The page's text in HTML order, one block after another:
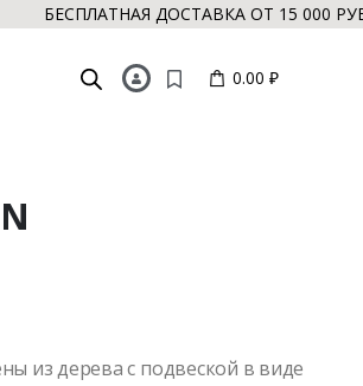
ДОСТАВКА ОТ 15 000
0.00 ₽
из дерева с подвеской в виде